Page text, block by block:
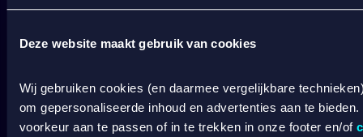
Deze website maakt gebruik van cookies
Wij gebruiken cookies (en daarmee vergelijkbare
om gepersonaliseerde inhoud en advertenties aan te
voorkeur aan te passen of in te trekken in onze footer en/of
Wedden op sport
Wedden op Ajax
Wedden op PSV
Wedden op Feyenoord